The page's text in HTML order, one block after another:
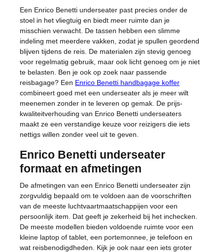
Een Enrico Benetti underseater past precies onder de
stoel in het vliegtuig en biedt meer ruimte dan je
misschien verwacht. De tassen hebben een slimme
indeling met meerdere vakken, zodat je spullen geordend
blijven tijdens de reis. De materialen zijn stevig genoeg
voor regelmatig gebruik, maar ook licht genoeg om je niet
te belasten. Ben je ook op zoek naar passende
reisbagage? Een Enrico Benetti handbagage koffer
combineert goed met een underseater als je meer wilt
meenemen zonder in te leveren op gemak. De prijs-
kwaliteitverhouding van Enrico Benetti underseaters
maakt ze een verstandige keuze voor reizigers die iets
nettigs willen zonder veel uit te geven.
Enrico Benetti underseater
formaat en afmetingen
De afmetingen van een Enrico Benetti underseater zijn
zorgvuldig bepaald om te voldoen aan de voorschriften
van de meeste luchtvaartmaatschappijen voor een
persoonlijk item. Dat geeft je zekerheid bij het inchecken.
De meeste modellen bieden voldoende ruimte voor een
kleine laptop of tablet, een portemonnee, je telefoon en
wat reisbenodigdheden. Kijk je ook naar een iets groter